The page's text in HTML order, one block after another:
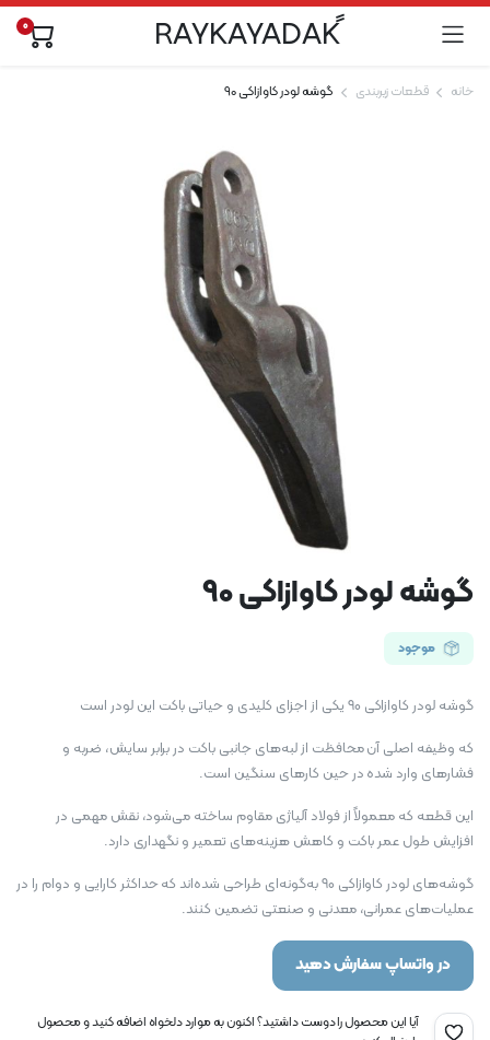
ًRAYKAYADAK 0
خانه قطعات زیربندی گوشه لودر کاوازاکی 90
گوشه لودر کاوازاکی 90
موجود
گوشه لودر کاوازاکی 90 یکی از اجزای کلیدی و حیاتی باکت این لودر است
که وظیفه اصلی آن محافظت از لبه‌های جانبی باکت در برابر سایش، ضربه و
فشارهای وارد شده در حین کارهای سنگین است.
این قطعه که معمولاً از فولاد آلیاژی مقاوم ساخته می‌شود، نقش مهمی در
افزایش طول عمر باکت و کاهش هزینه‌های تعمیر و نگهداری دارد.
گوشه‌های لودر کاوازاکی 90 به‌گونه‌ای طراحی شده‌اند که حداکثر کارایی و دوام را در
عملیات‌های عمرانی، معدنی و صنعتی تضمین کنند.
در واتساپ سفارش دهید
آیا این محصول را دوست داشتید؟ اکنون به موارد دلخواه اضافه کنید و محصول